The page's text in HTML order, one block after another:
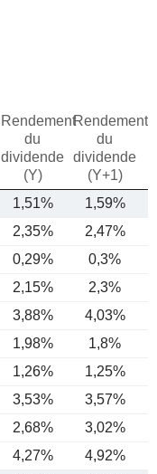
Rendement
du
dividende
(Y)
Rendement
du
dividende
(Y+1)
1,51% 1,59%
2,35%
2,47%
0,29% 0,3%
2,15% 2,3%
3,88% 4,03%
1,98% 1,8%
1,26% 1,25%
3,53%
3,57%
2,68% 3,02%
4,27%
4,92%